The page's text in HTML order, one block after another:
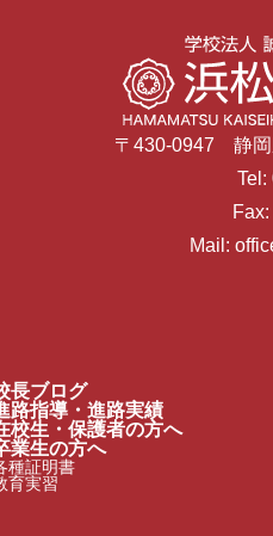
〒430-0947 静岡
Tel:
Mail:
長ブログ
路指導・進路実績
校生・保護者の方へ
業生の方へ
種証明書
育実習